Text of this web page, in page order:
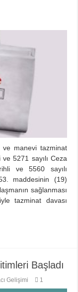
ve manevi tazminat
5271 sayılı Ceza
ve 5560 sayılı
maddesinin (19)
sağlanması
tazminat davası
Başladı
Gelişimi 1